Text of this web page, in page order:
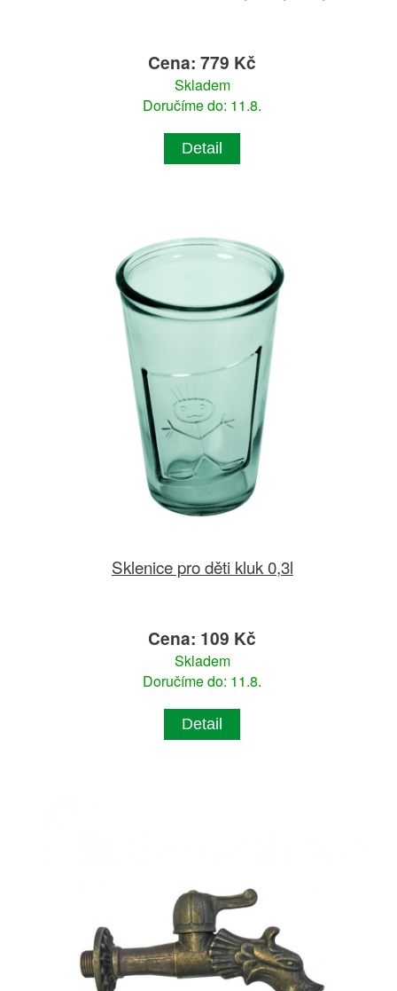
Cena: 779 Kč
Skladem
Doručíme do: 11.8.
Detail
Sklenice pro děti kluk 0,3l
Cena: 109 Kč
Skladem
Doručíme do: 11.8.
Detail